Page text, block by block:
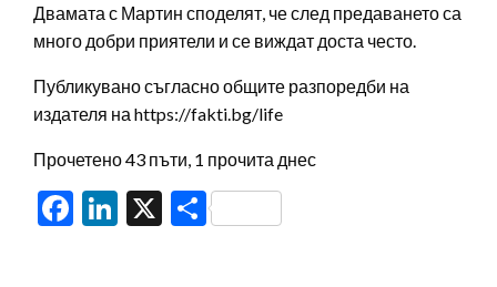
Двамата с Мартин споделят, че след предаването са
много добри приятели и се виждат доста често.
Публикувано съгласно общите разпоредби на
издателя на https://fakti.bg/life
Прочетено 43 пъти, 1 прочита днес
Facebook
LinkedIn
X Share